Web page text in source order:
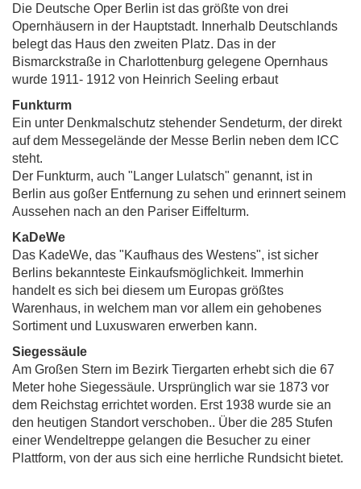
Die Deutsche Oper Berlin ist das größte von drei
Opernhäusern in der Hauptstadt. Innerhalb Deutschlands
belegt das Haus den zweiten Platz. Das in der
Bismarckstraße in Charlottenburg gelegene Opernhaus
wurde 1911- 1912 von Heinrich Seeling erbaut
Funkturm
Ein unter Denkmalschutz stehender Sendeturm, der direkt
auf dem Messegelände der Messe Berlin neben dem ICC
steht.
Der Funkturm, auch "Langer Lulatsch" genannt, ist in
Berlin aus goßer Entfernung zu sehen und erinnert seinem
Aussehen nach an den Pariser Eiffelturm.
KaDeWe
Das KadeWe, das "Kaufhaus des Westens", ist sicher
Berlins bekannteste Einkaufsmöglichkeit. Immerhin
handelt es sich bei diesem um Europas größtes
Warenhaus, in welchem man vor allem ein gehobenes
Sortiment und Luxuswaren erwerben kann.
Siegessäule
Am Großen Stern im Bezirk Tiergarten erhebt sich die 67
Meter hohe Siegessäule. Ursprünglich war sie 1873 vor
dem Reichstag errichtet worden. Erst 1938 wurde sie an
den heutigen Standort verschoben.. Über die 285 Stufen
einer Wendeltreppe gelangen die Besucher zu einer
Plattform, von der aus sich eine herrliche Rundsicht bietet.